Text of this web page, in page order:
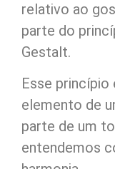
relativo ao
parte do
Gestalt.
Esse princípio
elemento de
parte de um
entendemos